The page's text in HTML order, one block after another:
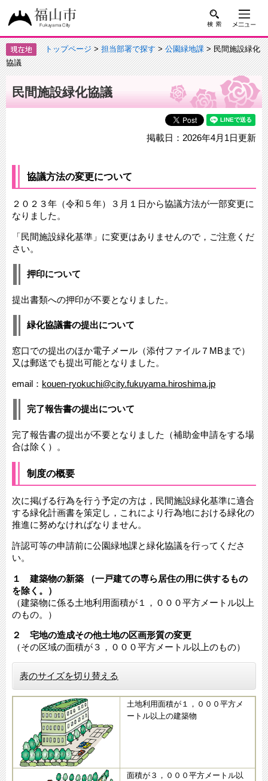
トップページ>担当部署で探す>公園緑地課> 民間施設緑化
協議
民間施設緑化協議
掲載日：2026年4月1日更新
協議方法の変更について
２０２３年（令和５年）３月１日から協議方法が一部変更に
なりました。
「民間施設緑化基準」に変更はありませんので，ご注意くだ
さい。
押印について
提出書類への押印が不要となりました。
緑化協議書の提出について
窓口での提出のほか電子メール（添付ファイル７MBまで）
又は郵送でも提出可能となりました。
email： kouen-ryokuchi@city.fukuyama.hiroshima.jp
完了報告書の提出について
完了報告書の提出が不要となりました（補助金申請をする場
合は除く）。
制度の概要
次に掲げる行為を行う予定の方は，民間施設緑化基準に適合
する緑化計画書を策定し，これにより行為地における緑化の
推進に努めなければなりません。
許認可等の申請前に公園緑地課と緑化協議を行ってくださ
い。
１ 建築物の新築 （一戸建ての専ら居住の用に供するもの
を除く。）
（建築物に係る土地利用面積が１，０００平方メートル以上
のもの。）
２ 宅地の造成その他土地の区画形質の変更
（その区域の面積が３，０００平方メートル以上のもの）
表のサイズを切り替える
土地利用面積が１，０００平方メ
ートル以上の建築物
面積が３，０００平方メートル以